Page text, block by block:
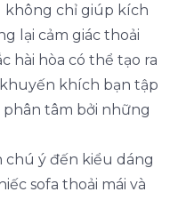
không chỉ giúp kích
lại cảm giác thoải
hài hòa có thể tạo ra
khích bạn tập
tâm bởi những
chú ý đến kiểu dáng
sofa thoải mái và